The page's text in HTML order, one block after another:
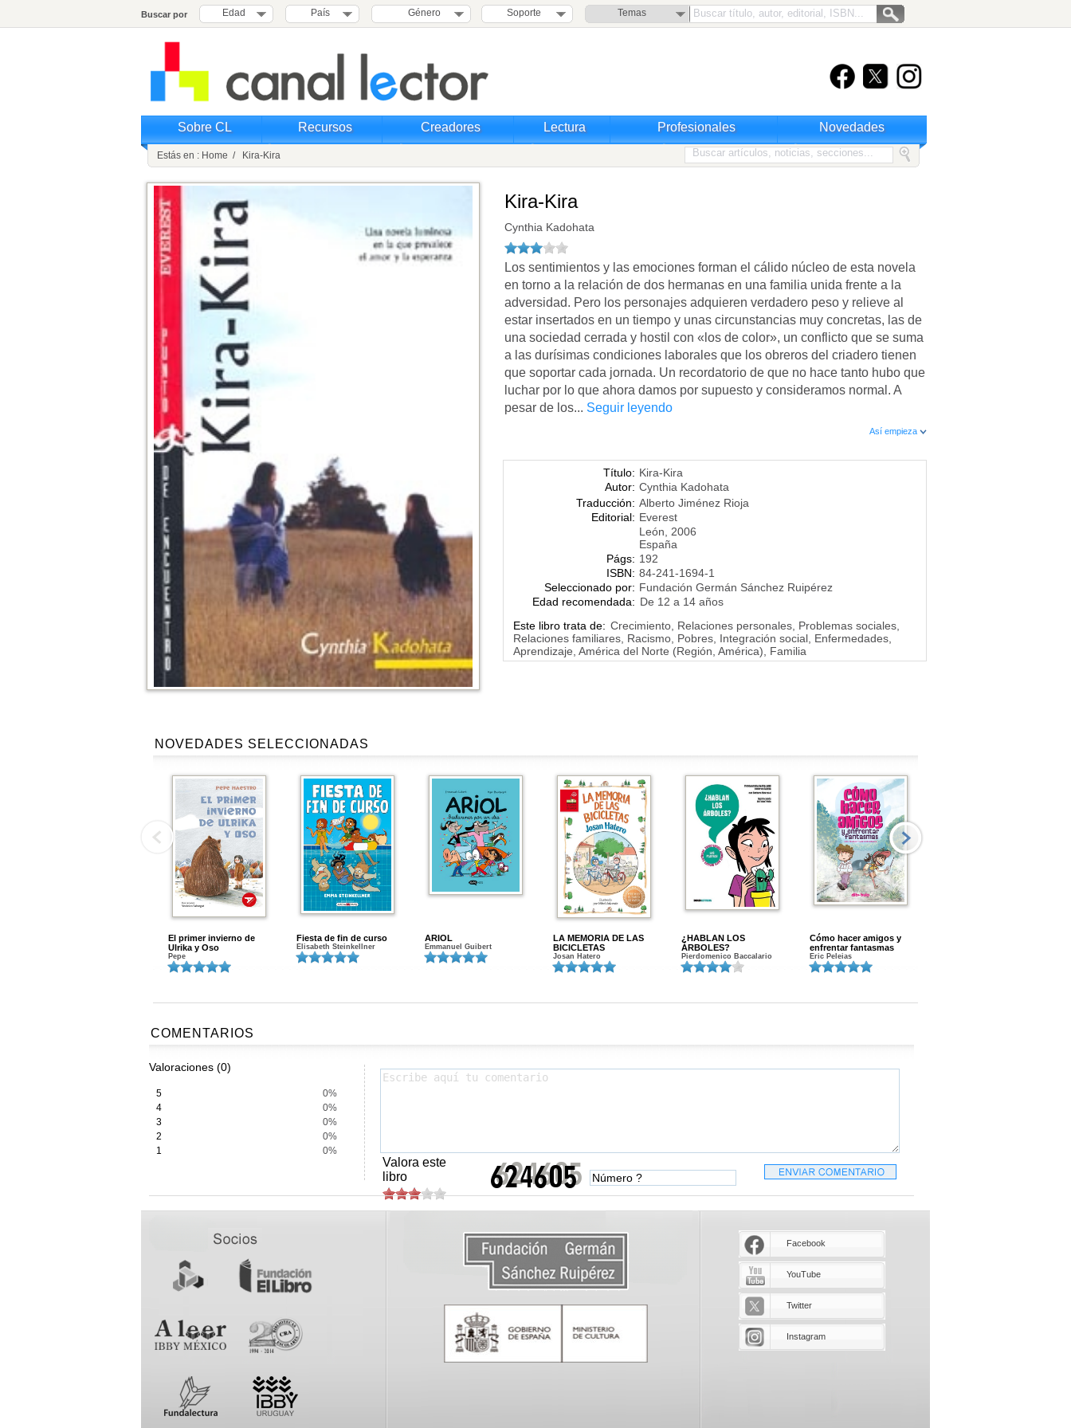
Buscar por Edad País Género Soporte Temas
Sobre CL Recursos Creadores Lectura Profesionales Novedades
Estás en : Home / Kira-Kira
Kira-Kira
Cynthia Kadohata
Los sentimientos y las emociones forman el cálido núcleo de esta novela
en torno a la relación de dos hermanas en una familia unida frente a la
adversidad. Pero los personajes adquieren verdadero peso y relieve al
estar insertados en un tiempo y unas circunstancias muy concretas, las de
una sociedad cerrada y hostil con «los de color», un conflicto que se suma
a las durísimas condiciones laborales que los obreros del criadero tienen
que soportar cada jornada. Un recordatorio de que no hace tanto hubo que
luchar por lo que ahora damos por supuesto y consideramos normal. A
pesar de los... Seguir leyendo
Así empieza
Título: Kira-Kira
Autor: Cynthia Kadohata
Traducción: Alberto Jiménez Rioja
Editorial: Everest
León, 2006
España
Págs: 192
ISBN: 84-241-1694-1
Seleccionado por: Fundación Germán Sánchez Ruipérez
Edad recomendada: De 12 a 14 años
Este libro trata de: Crecimiento, Relaciones personales, Problemas sociales,
Relaciones familiares, Racismo, Pobres, Integración social, Enfermedades,
Aprendizaje, América del Norte (Región, América), Familia
NOVEDADES SELECCIONADAS
El primer invierno de
Ulrika y Oso
Pepe
Fiesta de fin de curso
Elisabeth Steinkellner
ARIOL
Emmanuel Guibert
LA MEMORIA DE LAS
BICICLETAS
Josan Hatero
¿HABLAN LOS
ÁRBOLES?
Pierdomenico Baccalario
Cómo hacer amigos y
enfrentar fantasmas
Eric Peleias
COMENTARIOS
Valoraciones (0)
5
0%
4
0%
3
0%
2
0%
1
0%
Valora este
libro
Facebook
YouTube
Twitter
Instagram